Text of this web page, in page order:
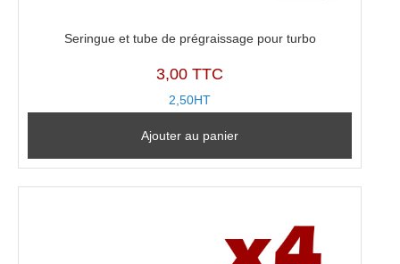
Seringue et tube de prégraissage pour turbo
3,00 TTC
2,50HT
Ajouter au panier